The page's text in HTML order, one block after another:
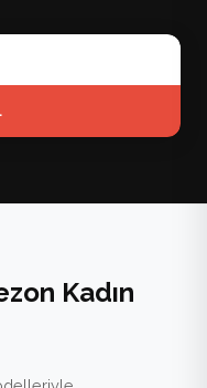
Kadın